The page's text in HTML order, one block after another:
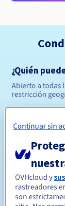
¿Quién
Abierto a todas
restricción
Período de
Período de
Continuar sin
OVHcloud y
rastreadores
son